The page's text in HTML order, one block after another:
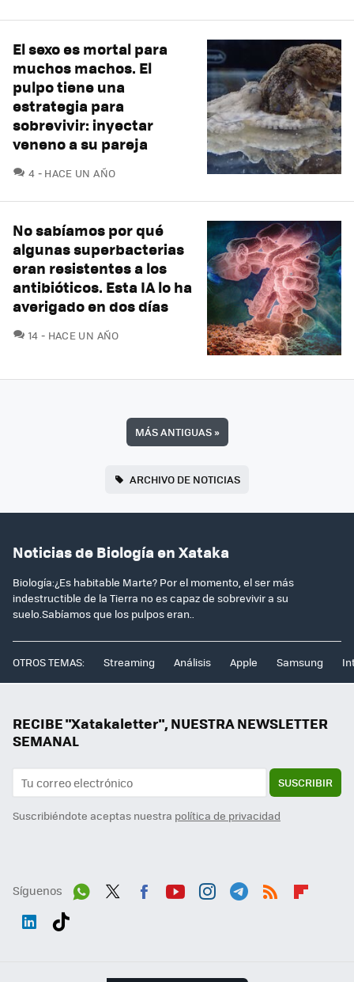
El sexo es mortal para
muchos machos. El
pulpo tiene una
estrategia para
sobrevivir: inyectar
veneno a su pareja
4 COMENTARIOS
HACE UN AÑO
No sabíamos por qué
algunas superbacterias
eran resistentes a los
antibióticos. Esta IA lo ha
averigado en dos días
14 COMENTARIOS
HACE UN AÑO
MÁS ANTIGUAS»
ARCHIVO DE NOTICIAS
Noticias de Biología en Xataka
Biología:¿Es habitable Marte? Por el momento, el ser más
indestructible de la Tierra no es capaz de sobrevivir a su
suelo.Sabíamos que los pulpos eran..
OTROS TEMAS: Streaming Análisis Apple Samsung
RECIBE "Xatakaletter", NUESTRA NEWSLETTER
SEMANAL
SUSCRIBIR
Suscribiéndote aceptas nuestra política de privacidad
Síguenos